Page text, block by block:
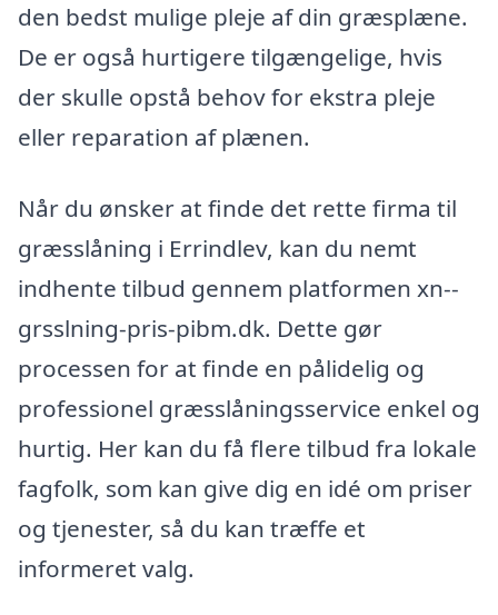
den bedst mulige pleje af din græsplæne.
De er også hurtigere tilgængelige, hvis
der skulle opstå behov for ekstra pleje
eller reparation af plænen.
Når du ønsker at finde det rette firma til
græsslåning i Errindlev, kan du nemt
indhente tilbud gennem platformen xn--
grsslning-pris-pibm.dk. Dette gør
processen for at finde en pålidelig og
professionel græsslåningsservice enkel og
hurtig. Her kan du få flere tilbud fra lokale
fagfolk, som kan give dig en idé om priser
og tjenester, så du kan træffe et
informeret valg.